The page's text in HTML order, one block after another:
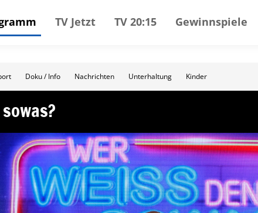
TV Jetzt TV 20:15 Gewinnspiele
Doku / Info Nachrichten Unterhaltung Kinder